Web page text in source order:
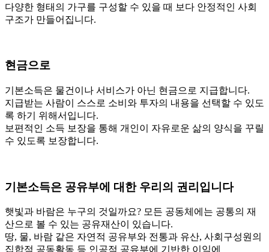
다양한 형태의 가구를 구성할 수 있을 때 보다 안정적인 사회
구조가 만들어집니다.
현금으로
기본소득은 물건이나 서비스가 아닌 현금으로 지급합니다.
지급받는 사람이 스스로 소비와 투자의 내용을 선택할 수 있도
록 하기 위해서입니다.
보편적인 소득 보장을 통해 개인이
자유로운 삶의 양식을 꾸릴
수 있도록 보장합니다.
기본소득은 공유부에 대한우리의 권리입니다
햇빛과 바람은 누구의 것일까요? 모든 공동체에는 공통의 재
산으로 볼 수 있는 공유재산이 있습니다.
땅, 물, 바람 같은 자연적 공유부와 전통과 유산, 사회구성원의
집합적 공동활동 등 인공적 공유부에 기반한 이익에